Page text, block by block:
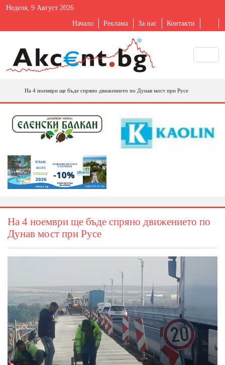
Неделя, 9 Август 2026
Начало Реклама За нас Контакти
На 4 ноември ще бъде спряно движението по Дунав мост при Русе
На 4 ноември ще бъде спряно движението по
Дунав мост при Русе